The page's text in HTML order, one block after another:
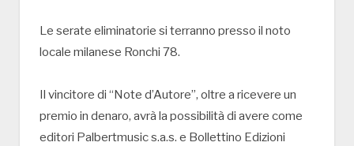
Le serate eliminatorie si terranno presso il noto
locale milanese Ronchi 78.
Il vincitore di “Note d’Autore”, oltre a ricevere un
premio in denaro, avrà la possibilità di avere come
editori Palbertmusic s.a.s. e Bollettino Edizioni